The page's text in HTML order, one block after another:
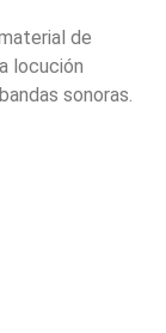
de
locución
sonoras.